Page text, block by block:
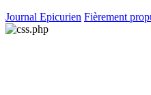
Journal Epicurien Fièrement